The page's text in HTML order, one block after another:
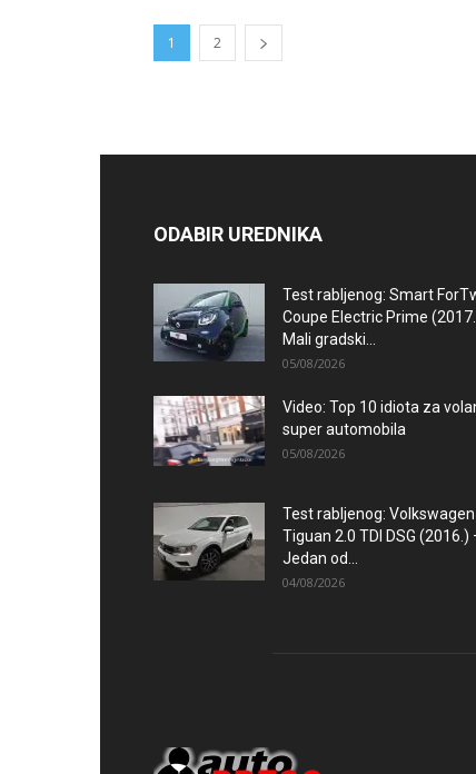
1 2
ODABIR UREDNIKA
Test rabljenog: Smart
Coupe Electric Prime
Mali gradski...
05/08/2026
Video: Top 10 idiota za
super automobila
05/08/2026
Test rabljenog: Volkswagen
Tiguan 2.0 TDI DSG (2016.)
Jedan od...
04/08/2026